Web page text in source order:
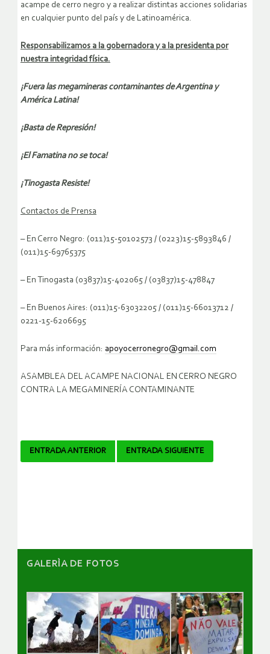
acampe de cerro negro y a realizar distintas acciones solidarias
en cualquier punto del país y de Latinoamérica.
Responsabilizamos a la gobernadora y a la presidenta por
nuestra integridad física.
¡Fuera las megamineras contaminantes de Argentina y
América Latina!
¡Basta de Represión!
¡El Famatina no se toca!
¡Tinogasta Resiste!
Contactos de Prensa
– En Cerro Negro: (011)15-50102573 / (0223)15-5893846 /
(011)15-69765375
– En Tinogasta (03837)15-402065 / (03837)15-478847
– En Buenos Aires: (011)15-63032205 / (011)15-66013712 /
0221-15-6206695
Para más información: apoyocerronegro@gmail.com
ASAMBLEA DEL ACAMPE NACIONAL EN CERRO NEGRO
CONTRA LA MEGAMINERÍA CONTAMINANTE
Navegador
ENTRADA ANTERIOR ENTRADA SIGUIENTE
GALERÌA DE FOTOS